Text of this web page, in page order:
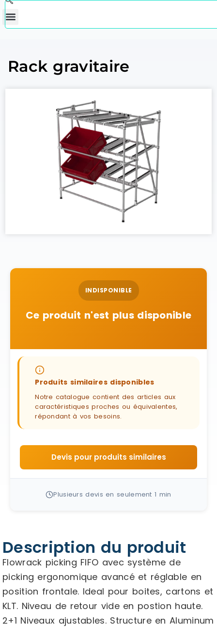
Rack gravitaire
INDISPONIBLE
Ce produit n'est plus disponible
Produits similaires disponibles
Notre catalogue contient des articles aux
caractéristiques proches ou équivalentes,
répondant à vos besoins.
Devis pour produits similaires
Plusieurs devis en seulement 1 min
Description du produit
Flowrack picking FIFO avec système de
picking ergonomique avancé et réglable en
position frontale. Ideal pour boites, cartons et
KLT. Niveau de retour vide en postion haute.
2+1 Niveaux ajustables. Structure en Aluminum